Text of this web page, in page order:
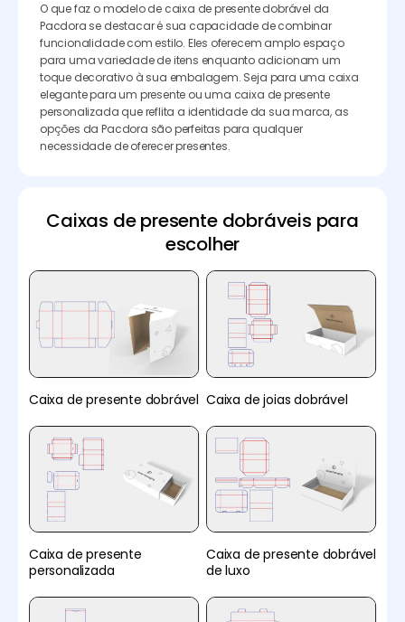
O que faz o modelo de caixa de presente dobrável da
Pacdora se destacar é sua capacidade de combinar
funcionalidade com estilo. Eles oferecem amplo espaço
para uma variedade de itens enquanto adicionam um
toque decorativo à sua embalagem. Seja para uma caixa
elegante para um presente ou uma caixa de presente
personalizada que reflita a identidade da sua marca, as
opções da Pacdora são perfeitas para qualquer
necessidade de oferecer presentes.
Caixas de presente dobráveis para
escolher
Caixa de presente dobrável Caixa de joias dobrável
Caixa de presente
personalizada
Caixa de presente dobrável
de luxo